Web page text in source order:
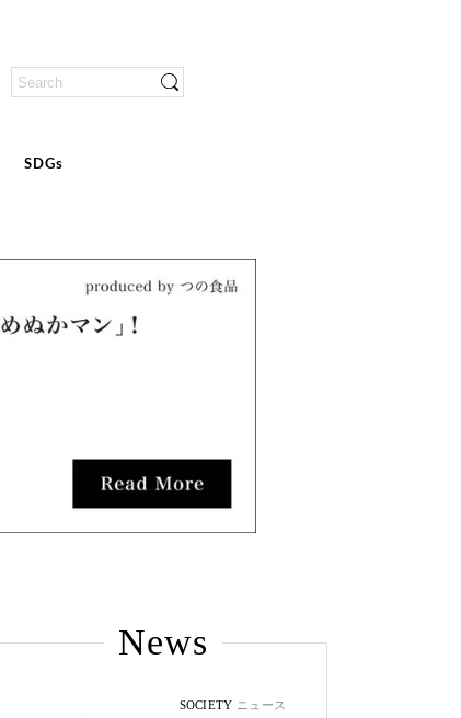
SDGs
News
SOCIETY ニュース